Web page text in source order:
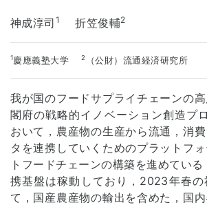
神成淳司 1 折笠俊輔2
1慶應義塾大学2 （公財）流通経済研究所
我が国のフードサプライチェーンの
閣府の戦略的イノベーション創造プ
おいて，農産物の生産から流通，消
タを連携していくためのプラットフ
トフードチェーンの構築を進めてい
携基盤は稼動しており，2023年春の
て，国産農産物の輸出を含めた，国